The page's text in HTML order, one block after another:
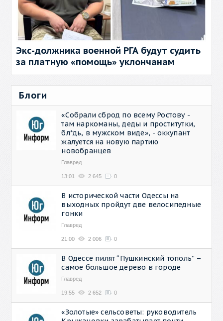
Экс-должника военной РГА будут судить
за платную «помощь» уклончанам
Блоги
«Собрали сброд по всему Ростову -
там наркоманы, деды и проститутки,
бл*дь, в мужском виде», - оккупант
жалуется на новую партию
новобранцев
Главред
13:01 2 645 0
В исторической части Одессы на
выходных пройдут две велосипедные
гонки
Главред
21:00 2 006 0
В Одессе пилят “Пушкинский тополь” –
самое большое дерево в городе
Главред
19:55 2 652 0
«Золотые» сельсоветы: руководитель